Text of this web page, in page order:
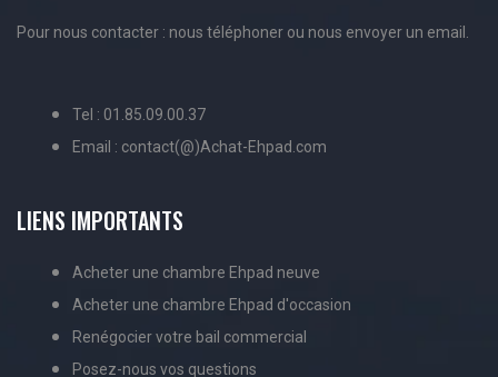
Pour nous contacter : nous téléphoner ou nous envoyer un email.
Tel : 01.85.09.00.37
Email : contact(@)Achat-Ehpad.com
LIENS IMPORTANTS
Acheter une chambre Ehpad neuve
Acheter une chambre Ehpad d'occasion
Renégocier votre bail commercial
Posez-nous vos questions